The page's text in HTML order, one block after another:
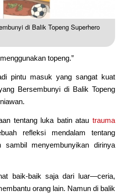
di Balik Topeng Superhero
topeng.”
pintu masuk yang sangat kuat
Bersembunyi di Balik Topeng
tentang luka batin atau trauma
refleksi mendalam tentang
sambil menyembunyikan dirinya
baik-baik saja dari luar—ceria,
orang lain. Namun di balik